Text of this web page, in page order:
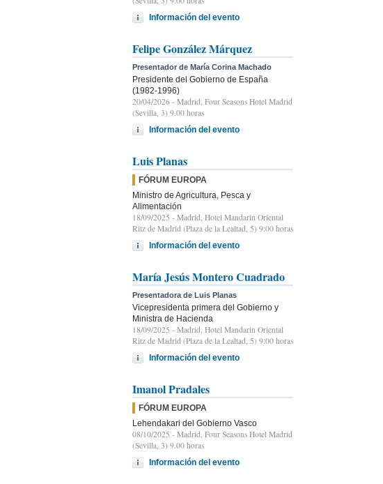
Información del evento
Felipe González Márquez
Presentador de María Corina Machado
Presidente del Gobierno de España
(1982-1996)
20/04/2026 - Madrid, Four Seasons Hotel Madrid
(Sevilla, 3) 9.00 horas
Información del evento
Luis Planas
FÓRUM EUROPA
Ministro de Agricultura, Pesca y
Alimentación
18/09/2025 - Madrid, Hotel Mandarin Oriental
Ritz de Madrid (Plaza de la Lealtad, 5) 9:00 horas
Información del evento
María Jesús Montero Cuadrado
Presentadora de Luis Planas
Vicepresidenta primera del Gobierno y
Ministra de Hacienda
18/09/2025 - Madrid, Hotel Mandarin Oriental
Ritz de Madrid (Plaza de la Lealtad, 5) 9:00 horas
Información del evento
Imanol Pradales
FÓRUM EUROPA
Lehendakari del Gobierno Vasco
08/10/2025 - Madrid, Four Seasons Hotel Madrid
(Sevilla, 3) 9.00 horas
Información del evento